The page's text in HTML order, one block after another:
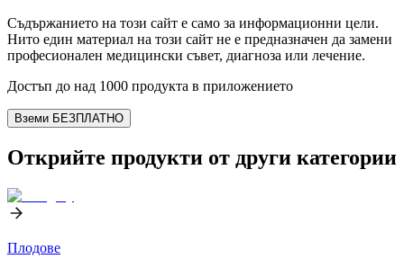
Съдържанието на този сайт е само за информационни цели.
Нито един материал на този сайт не е предназначен да замени
професионален медицински съвет, диагноза или лечение.
Достъп до над 1000 продукта в приложението
Вземи БЕЗПЛАТНО
Открийте продукти от други категории
Плодове